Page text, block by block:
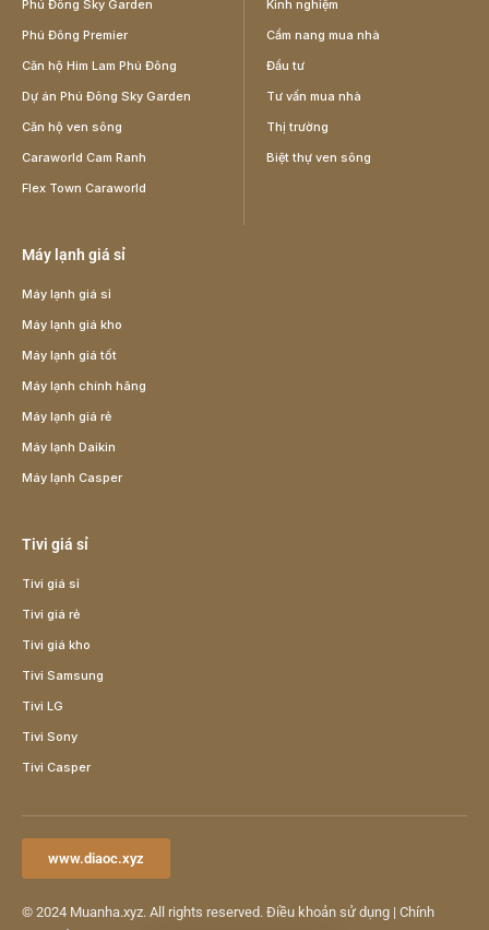
Phú Đông Sky Garden
Phú Đông Premier
Căn hộ Him Lam Phú Đông
Dự án Phú Đông Sky Garden
Căn hộ ven sông
Caraworld Cam Ranh
Flex Town Caraworld
Kinh nghiệm
Cẩm nang mua nhà
Đầu tư
Tư vấn mua nhà
Thị trường
Biệt thự ven sông
Máy lạnh giá sỉ
Máy lạnh giá sỉ
Máy lạnh giá kho
Máy lạnh giá tốt
Máy lạnh chính hãng
Máy lạnh giá rẻ
Máy lạnh Daikin
Máy lạnh Casper
Tivi giá sỉ
Tivi giá sỉ
Tivi giá rẻ
Tivi giá kho
Tivi Samsung
Tivi LG
Tivi Sony
Tivi Casper
www.diaoc.xyz
© 2024 Muanha.xyz. All rights reserved. Điều khoản sử dụng | Chính